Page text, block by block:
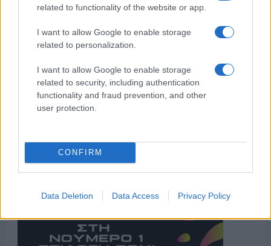
related to functionality of the website or app.
I want to allow Google to enable storage
related to personalization.
I want to allow Google to enable storage
related to security, including authentication
functionality and fraud prevention, and other
user protection.
CONFIRM
Data Deletion Data Access Privacy Policy